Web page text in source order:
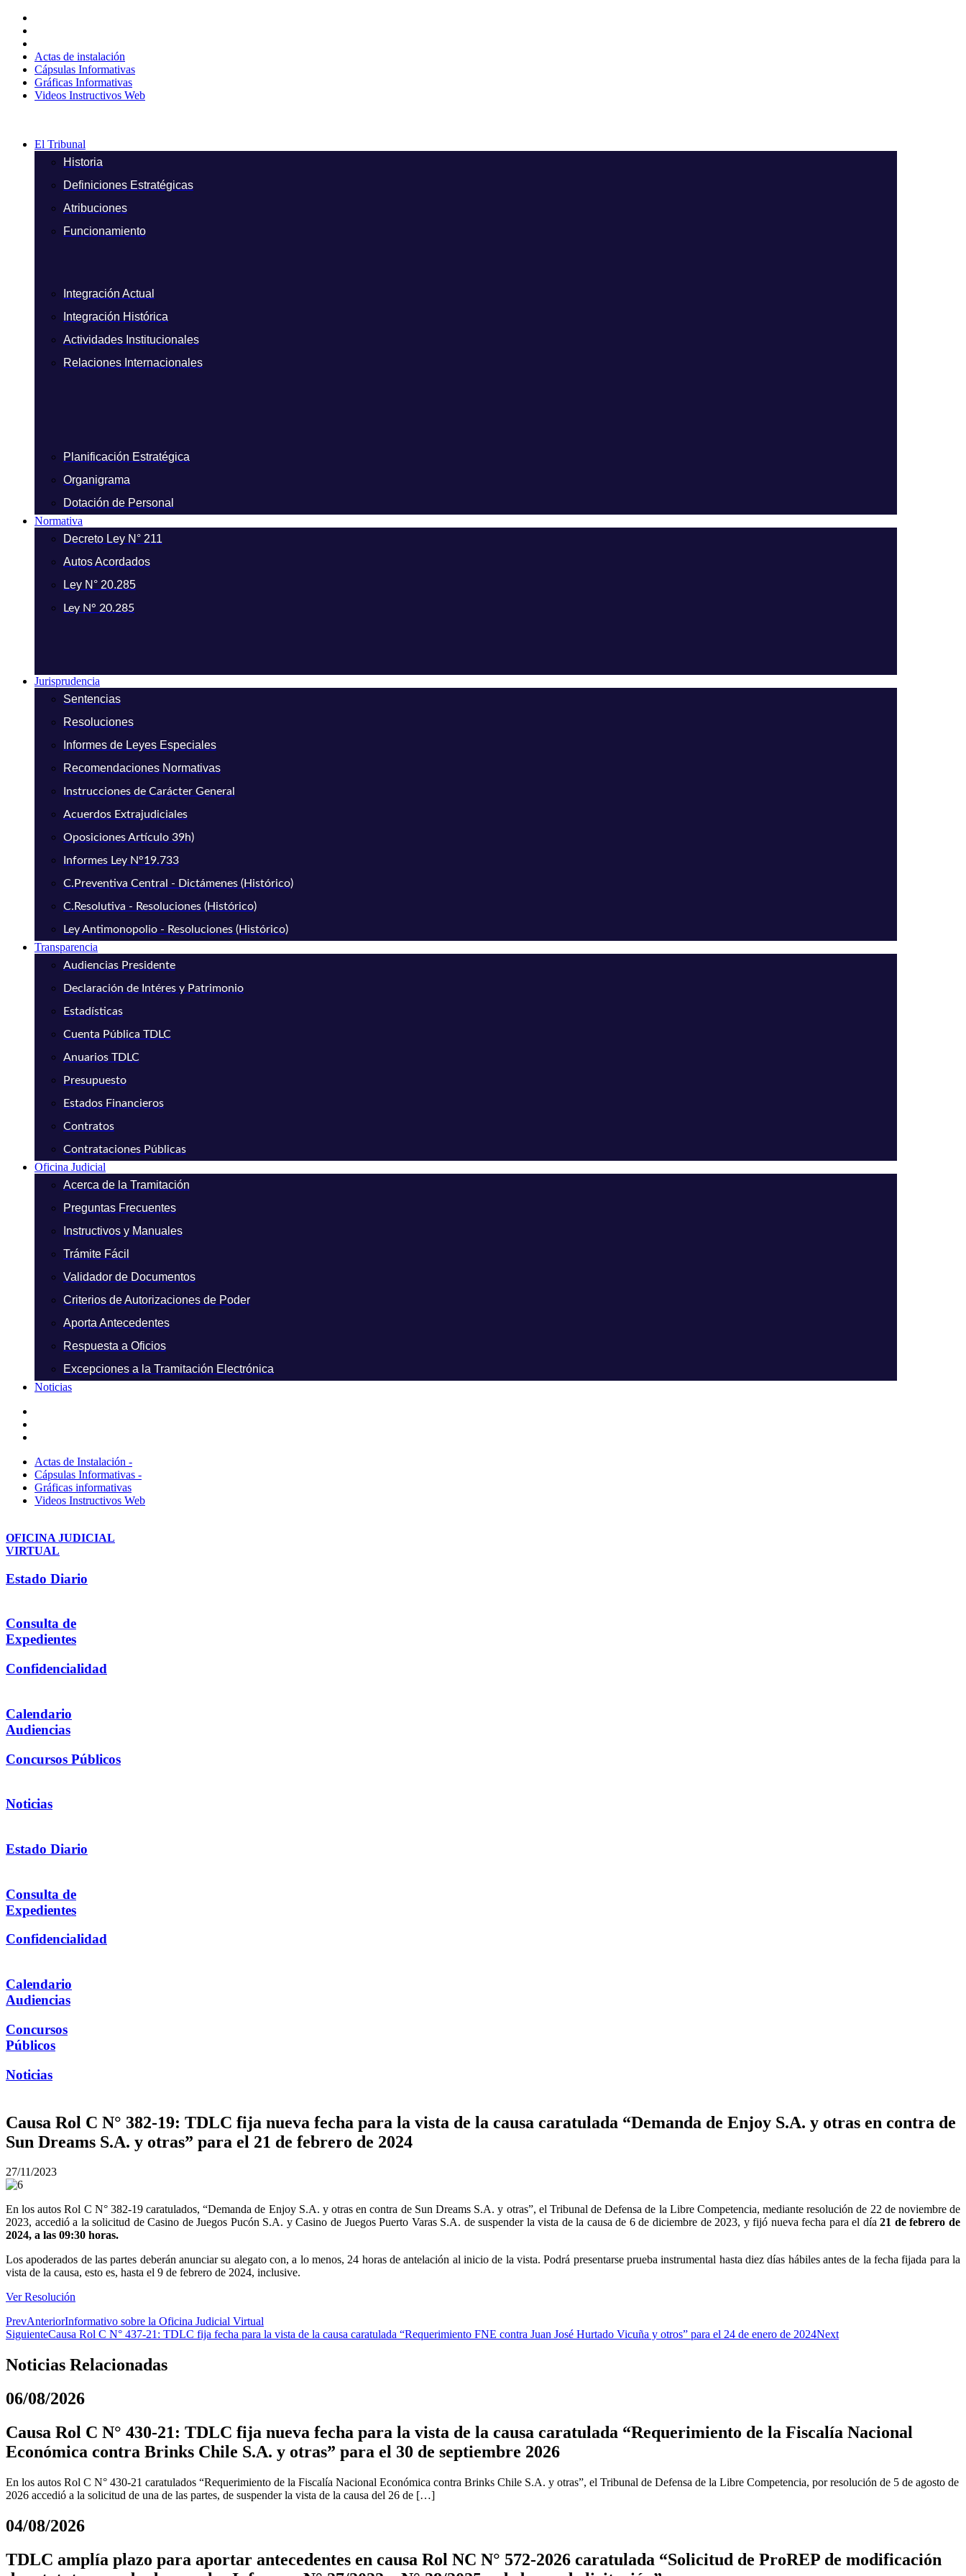
contenido
Actas de instalación
Cápsulas Informativas
Gráficas Informativas
Videos Instructivos Web
El Tribunal
Historia
Definiciones Estratégicas
Atribuciones
Funcionamiento
Integración Actual
Integración Histórica
Actividades Institucionales
Relaciones Internacionales
Planificación Estratégica
Organigrama
Dotación de Personal
Normativa
Decreto Ley N° 211
Autos Acordados
Ley N° 20.285
Ley N° 20.285
Jurisprudencia
Sentencias
Resoluciones
Informes de Leyes Especiales
Recomendaciones Normativas
Instrucciones de Carácter General
Acuerdos Extrajudiciales
Oposiciones Artículo 39h)
Informes Ley N°19.733
C.Preventiva Central - Dictámenes (Histórico)
C.Resolutiva - Resoluciones (Histórico)
Ley Antimonopolio - Resoluciones (Histórico)
Transparencia
Audiencias Presidente
Declaración de Intéres y Patrimonio
Estadísticas
Cuenta Pública TDLC
Anuarios TDLC
Presupuesto
Estados Financieros
Contratos
Contrataciones Públicas
Oficina Judicial
Acerca de la Tramitación
Preguntas Frecuentes
Instructivos y Manuales
Trámite Fácil
Validador de Documentos
Criterios de Autorizaciones de Poder
Aporta Antecedentes
Respuesta a Oficios
Excepciones a la Tramitación Electrónica
Noticias
Actas de Instalación -
Cápsulas Informativas -
Gráficas informativas
Videos Instructivos Web
OFICINA JUDICIAL
VIRTUAL
Estado Diario
Consulta de
Expedientes
Confidencialidad
Calendario
Audiencias
Concursos Públicos
Noticias
Estado Diario
Consulta de
Expedientes
Confidencialidad
Calendario
Audiencias
Concursos
Públicos
Noticias
Causa Rol C N° 382-19: TDLC fija nueva fecha para la vista de la causa caratulada “Demanda de Enjoy S.A. y otras en contra de
Sun Dreams S.A. y otras” para el 21 de febrero de 2024
27/11/2023
En los autos Rol C N° 382-19 caratulados, “Demanda de Enjoy S.A. y otras en contra de Sun Dreams S.A. y otras”, el Tribunal de Defensa de la Libre Competencia, mediante resolución de 22 de noviembre de
2023, accedió a la solicitud de Casino de Juegos Pucón S.A. y Casino de Juegos Puerto Varas S.A. de suspender la vista de la causa de 6 de diciembre de 2023, y fijó nueva fecha para el día21 de febrero de
2024, a las 09:30 horas.
Los apoderados de las partes deberán anunciar su alegato con, a lo menos, 24 horas de antelación al inicio de la vista. Podrá presentarse prueba instrumental hasta diez días hábiles antes de la fecha fijada para la
vista de la causa, esto es, hasta el 9 de febrero de 2024, inclusive.
Ver Resolución
PrevAnteriorInformativo sobre la Oficina Judicial Virtual
SiguienteCausa Rol C N° 437-21: TDLC fija fecha para la vista de la causa caratulada “Requerimiento FNE contra Juan José Hurtado Vicuña y otros” para el 24 de enero de 2024Next
Noticias Relacionadas
06/08/2026
Causa Rol C N° 430-21: TDLC fija nueva fecha para la vista de la causa caratulada “Requerimiento de la Fiscalía Nacional
Económica contra Brinks Chile S.A. y otras” para el 30 de septiembre 2026
En los autos Rol C N° 430-21 caratulados “Requerimiento de la Fiscalía Nacional Económica contra Brinks Chile S.A. y otras”, el Tribunal de Defensa de la Libre Competencia, por resolución de 5 de agosto de
2026 accedió a la solicitud de una de las partes, de suspender la vista de la causa del 26 de […]
04/08/2026
TDLC amplía plazo para aportar antecedentes en causa Rol NC N° 572-2026 caratulada “Solicitud de ProREP de modificación